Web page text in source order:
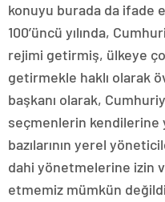
konuyu burada da ifade
100’üncü yılında,
rejimi getirmiş, ülkeye
getirmekle haklı olarak
başkanı olarak,
seçmenlerin
bazılarının yerel
dahi yönetmelerine izin
etmemiz mümkün